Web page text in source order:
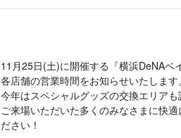
11月25日(土)に開催する『横浜DeNAベ
各店舗の営業時間をお知らせいたします。
今年はスペシャルグッズの交換エリア
ご来場いただいた多くのみなさまに快
ださい！